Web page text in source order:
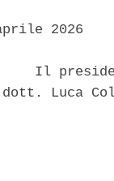
2026
Il
Luca